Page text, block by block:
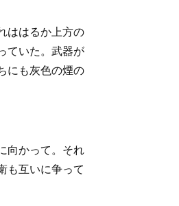
ははるか上方の
ていた。武器が
にも灰色の煙の
向かって。それ
も互いに争って